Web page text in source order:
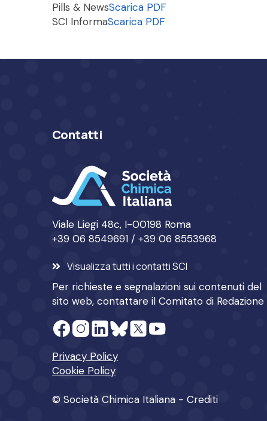
Pills & NewsScarica PDF
SCI InformaScarica PDF
Contatti
Viale Liegi 48c, I-00198 Roma
+39 06 8549691 / +39 06 8553968
Visualizza tutti i contatti SCI
Per richieste e segnalazioni sui contenuti del
sito web, contattare il Comitato di Redazione
Privacy Policy
Cookie Policy
© Società Chimica Italiana - Crediti